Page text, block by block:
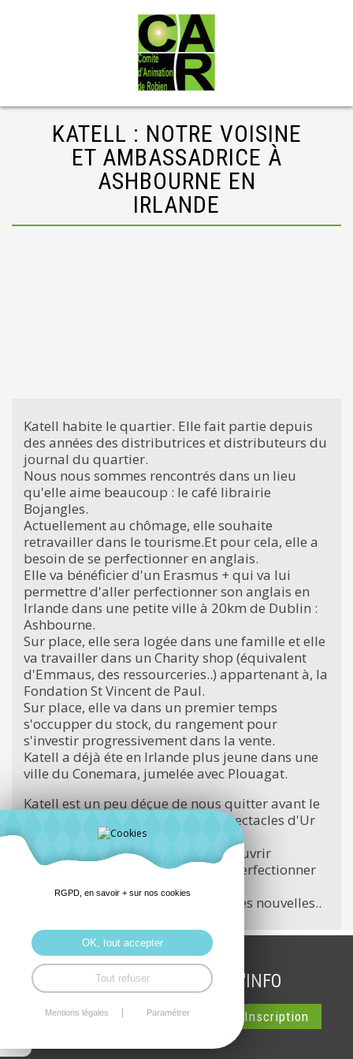
KATELL : NOTRE VOISINE
ET AMBASSADRICE À
ASHBOURNE EN
IRLANDE
Katell habite le quartier. Elle fait partie depuis
des années des distributrices et distributeurs du
journal du quartier.
Nous nous sommes rencontrés dans un lieu
qu'elle aime beaucoup : le café librairie
Bojangles.
Actuellement au chômage, elle souhaite
retravailler dans le tourisme.Et pour cela, elle a
besoin de se perfectionner en anglais.
Elle va bénéficier d'un Erasmus + qui va lui
permettre d'aller perfectionner son anglais en
Irlande dans une petite ville à 20km de Dublin :
Ashbourne.
Sur place, elle sera logée dans une famille et elle
va travailler dans un Charity shop (équivalent
d'Emmaus, des ressourceries..) appartenant à, la
Fondation St Vincent de Paul.
Sur place, elle va dans un premier temps
s'occupper du stock, du rangement pour
s'investir progressivement dans la vente.
Katell a déjà éte en Irlande plus jeune dans une
ville du Conemara, jumelée avec Plouagat.
Katell est un peu déçue de nous quitter avant le
vide garages-vide jardins et les spectacles d'Ur
Babell.
Mais elle est très heureuse de découvrir
Ashbourne, le Charity shop, et de perfectionner
son anglais et la culture irlandaise.
Bon Voyage Katell et envoie nous des nouvelles..
INSCRIPTION LETTRE D'INFO
RGPD, en savoir + sur nos cookies
OK, tout accepter
Tout refuser
Mentions légales Paramétrer